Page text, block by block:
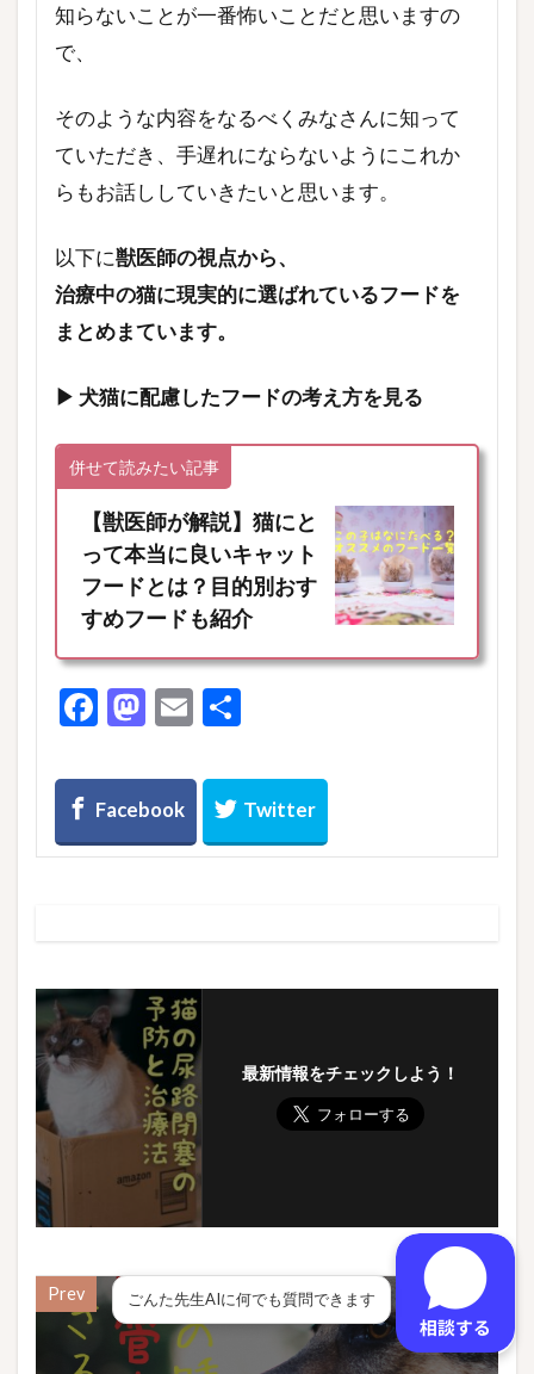
知らないことが一番怖いことだと思いますの
で、
そのような内容をなるべくみなさんに知って
ていただき、手遅れにならないようにこれか
らもお話ししていきたいと思います。
以下に獣医師の視点から、
治療中の猫に現実的に選ばれているフードを
まとめまています。
▶︎ 犬猫に配慮したフードの考え方を見る
併せて読みたい記事
【獣医師が解説】猫にと
って本当に良いキャット
フードとは？目的別おす
すめフードも紹介
F
e
b
o
M
to
d
o
E
ai
最新情報をチェックしよう！
Prev ごんた先生AIに何でも質問できます